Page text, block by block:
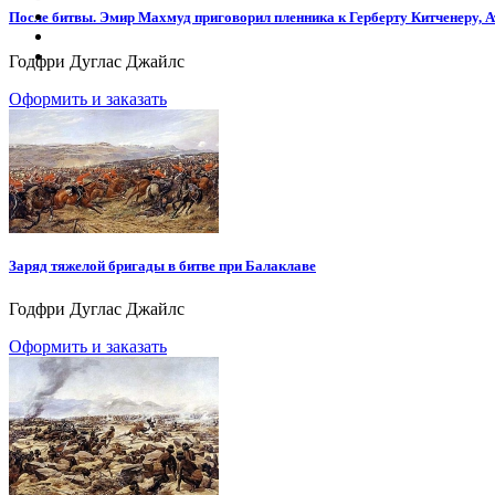
После битвы. Эмир Махмуд приговорил пленника к Герберту Китченеру,
Годфри Дуглас Джайлс
Оформить и заказать
Заряд тяжелой бригады в битве при Балаклаве
Годфри Дуглас Джайлс
Оформить и заказать